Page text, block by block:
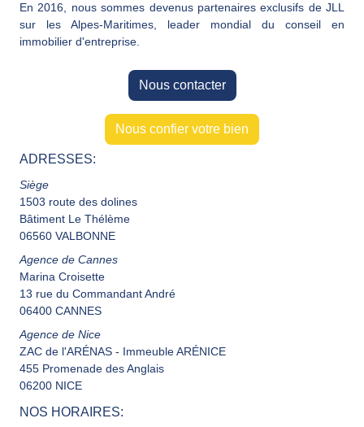
En 2016, nous sommes devenus partenaires exclusifs de JLL
sur les Alpes-Maritimes, leader mondial du conseil en
immobilier d'entreprise.
Nous contacter
Nous confier votre bien
ADRESSES:
Siège
1503 route des dolines
Bâtiment Le Thélème
06560 VALBONNE
Agence de Cannes
Marina Croisette
13 rue du Commandant André
06400 CANNES
Agence de Nice
ZAC de l'ARÉNAS - Immeuble ARÉNICE
455 Promenade des Anglais
06200 NICE
NOS HORAIRES: